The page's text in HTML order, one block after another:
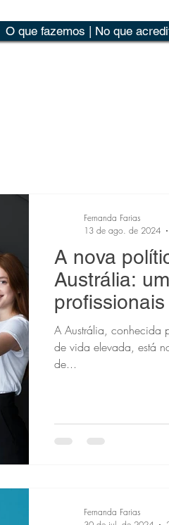
O que fazemos | No que
A nova
Austrália:
A Austrália, conhecida
de vida elevada, está
de...
Fernanda Farias
13 de ago. de 2024
Fernanda Farias